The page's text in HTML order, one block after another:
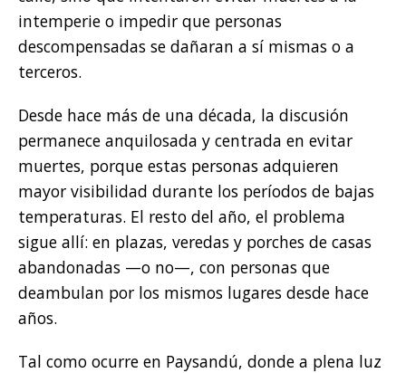
intemperie o impedir que personas
descompensadas se dañaran a sí mismas o a
terceros.
Desde hace más de una década, la discusión
permanece anquilosada y centrada en evitar
muertes, porque estas personas adquieren
mayor visibilidad durante los períodos de bajas
temperaturas. El resto del año, el problema
sigue allí: en plazas, veredas y porches de casas
abandonadas —o no—, con personas que
deambulan por los mismos lugares desde hace
años.
Tal como ocurre en Paysandú, donde a plena luz